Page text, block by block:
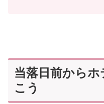
当落日前から
こう